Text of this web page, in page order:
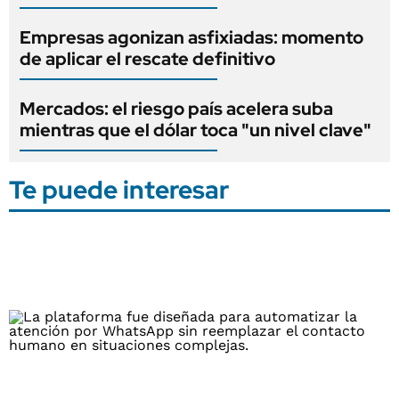
Empresas agonizan asfixiadas: momento
de aplicar el rescate definitivo
Mercados: el riesgo país acelera suba
mientras que el dólar toca "un nivel clave"
Te puede interesar